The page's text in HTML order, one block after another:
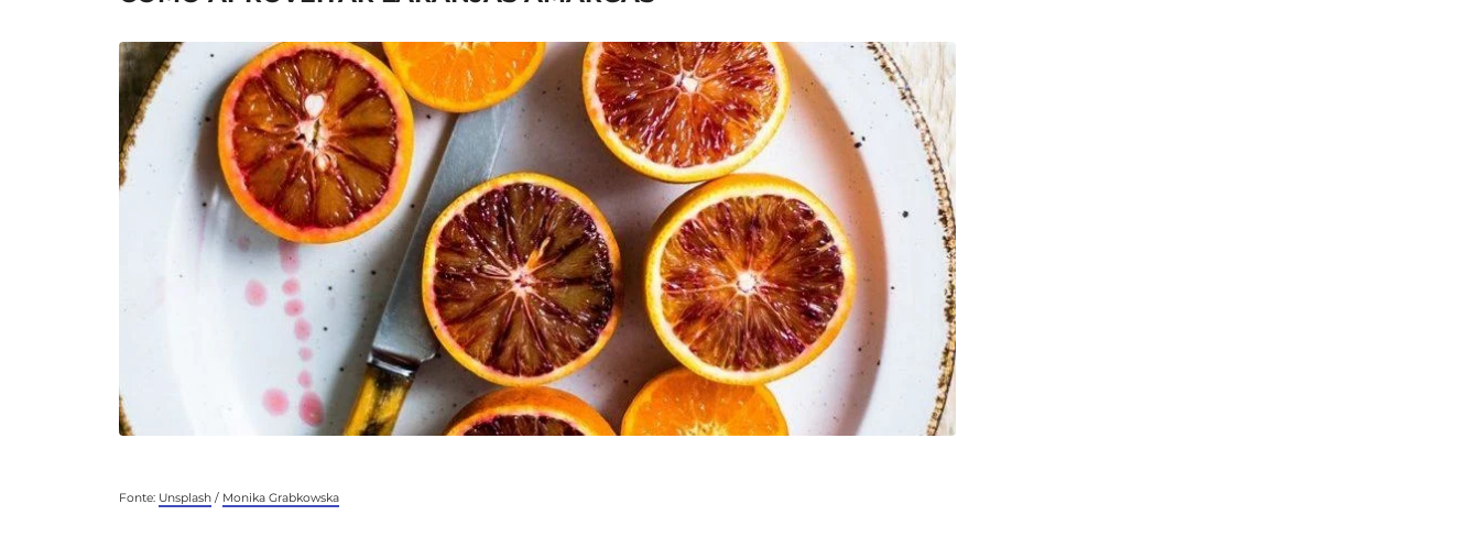
Fonte: Unsplash / Monika Grabkowska